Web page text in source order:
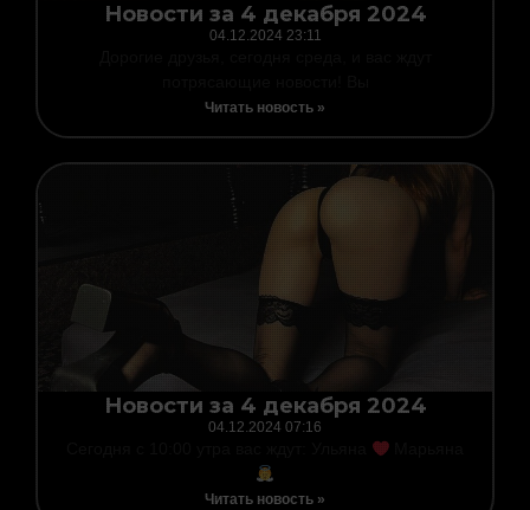
Новости за 4 декабря 2024
04.12.2024 23:11
Читать новость »
Новости за 4 декабря 2024
04.12.2024 07:16
Читать новость »